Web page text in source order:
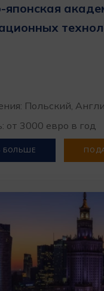
японская
Польский,
от 3000 евро в год
БОЛЬШЕ